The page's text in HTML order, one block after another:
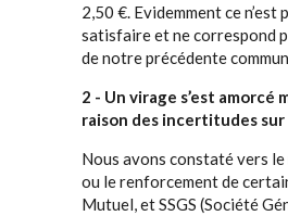
2,50 €. Evidemment ce
satisfaire et ne correspond
de notre précédente
2 - Un virage s’est amorcé
raison des incertitudes sur
Nous avons constaté vers le
ou le renforcement de
Mutuel, et SSGS (Société